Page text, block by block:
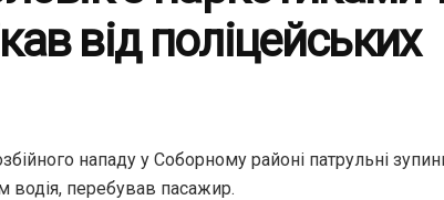
від поліцейських
нападу у Соборному районі патрульні
водія, перебував пасажир.